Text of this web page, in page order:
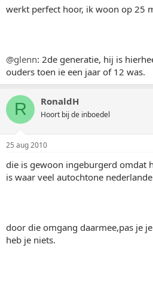
werkt perfect hoor, ik woon op 25
@glenn: 2de generatie, hij is
ouders toen ie een jaar of 12 was.
R RonaldH
Hoort bij de inboedel
25 aug 2010
die is gewoon ingeburgerd omdat
is waar veel autochtone
door die omgang daarmee,pas je
heb je niets.